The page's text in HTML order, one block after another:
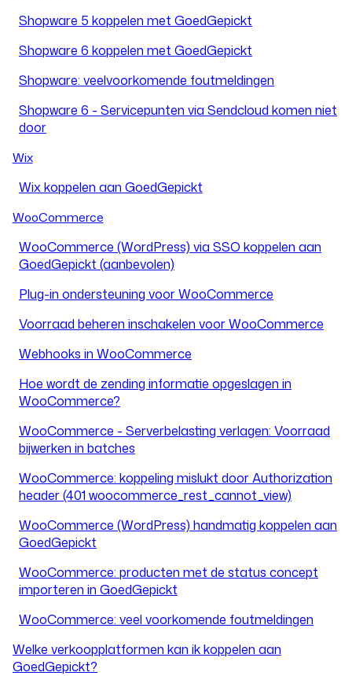
Shopware 5 koppelen met GoedGepickt
Shopware 6 koppelen met GoedGepickt
Shopware: veelvoorkomende foutmeldingen
Shopware 6 - Servicepunten via Sendcloud komen niet
door
Wix
Wix koppelen aan GoedGepickt
WooCommerce
WooCommerce (WordPress) via SSO koppelen aan
GoedGepickt (aanbevolen)
Plug-in ondersteuning voor WooCommerce
Voorraad beheren inschakelen voor WooCommerce
Webhooks in WooCommerce
Hoe wordt de zending informatie opgeslagen in
WooCommerce?
WooCommerce - Serverbelasting verlagen: Voorraad
bijwerken in batches
WooCommerce: koppeling mislukt door Authorization
header (401 woocommerce_rest_cannot_view)
WooCommerce (WordPress) handmatig koppelen aan
GoedGepickt
WooCommerce: producten met de status concept
importeren in GoedGepickt
WooCommerce: veel voorkomende foutmeldingen
Welke verkoopplatformen kan ik koppelen aan
GoedGepickt?